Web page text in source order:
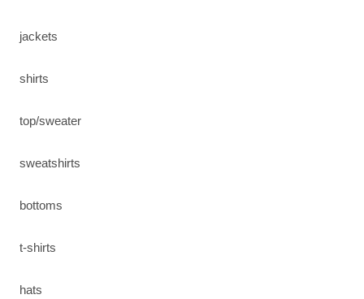
jackets
shirts
top/sweater
sweatshirts
bottoms
t-shirts
hats